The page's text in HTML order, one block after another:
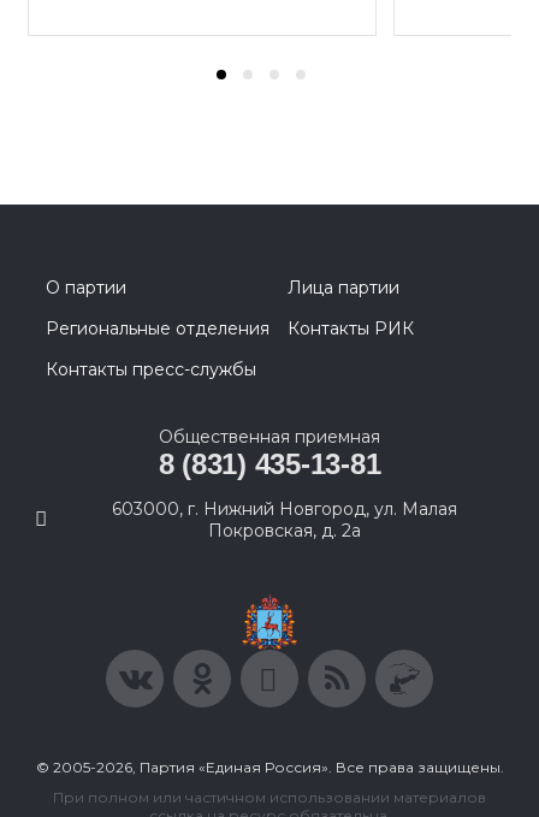
О партии
Лица партии
Региональные отделения
Контакты РИК
Контакты пресс-службы
Общественная приемная
8 (831) 435-13-81
603000, г. Нижний Новгород, ул. Малая
Покровская, д. 2а
© 2005-2026, Партия «Единая Россия». Все права защищены.
При полном или частичном использовании материалов